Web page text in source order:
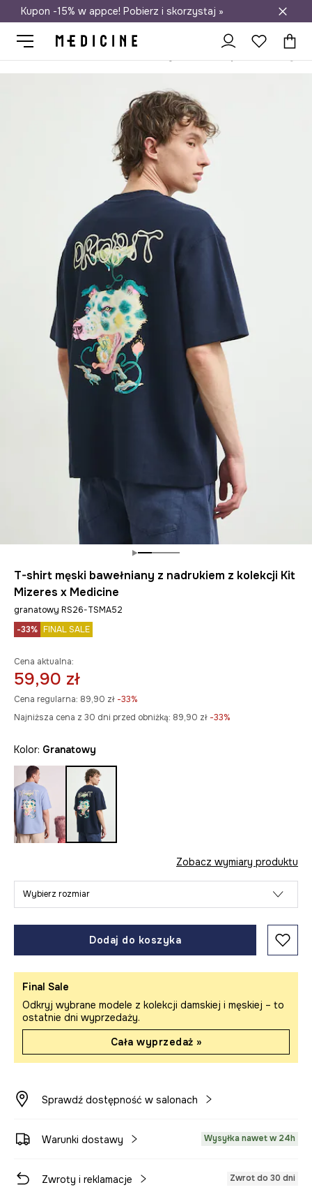
Darmowa dostawa do salonów
Kupon -15% w appce! Pobierz i skorzystaj »
T-shirt męski bawełniany z nadrukiem z kolekcji Kit
Mizeres x Medicine
granatowy RS26-TSMA52
-33% FINAL SALE
Cena aktualna:
59,90 zł
Cena regularna: 89,90 zł -33%
Najniższa cena z 30 dni przed obniżką: 89,90 zł -33%
Kolor: granatowy
Zobacz wymiary produktu
Wybierz rozmiar
Dodaj do koszyka
Final Sale
Odkryj wybrane modele z kolekcji damskiej i męskiej – to
ostatnie dni wyprzedaży.
Cała wyprzedaż »
Sprawdź dostępność w salonach
Warunki dostawy Wysyłka nawet w 24h
Zwroty i reklamacje Zwrot do 30 dni